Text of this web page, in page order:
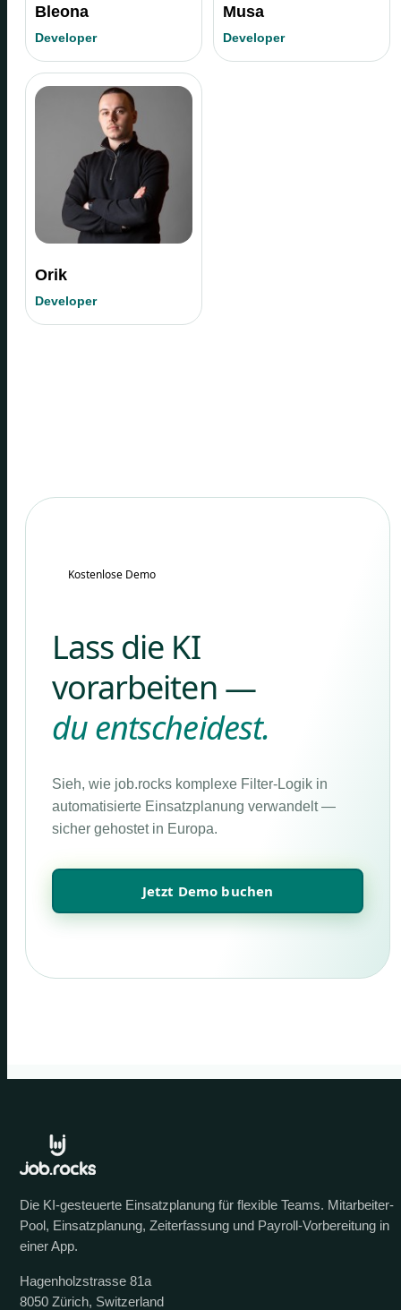
Bleona
Developer
Musa
Developer
Orik
Developer
Kostenlose Demo
Lass die KI
vorarbeiten —
du entscheidest.
Sieh, wie job.rocks komplexe Filter-Logik in
automatisierte Einsatzplanung verwandelt —
sicher gehostet in Europa.
Jetzt Demo buchen
Die KI-gesteuerte Einsatzplanung für flexible Teams. Mitarbeiter-
Pool, Einsatzplanung, Zeiterfassung und Payroll-Vorbereitung in
einer App.
Hagenholzstrasse 81a
8050 Zürich, Switzerland